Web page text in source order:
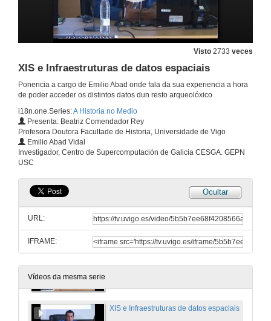
Visto 2733 veces
XIS e Infraestruturas de datos espaciais
Ponencia a cargo de Emilio Abad onde fala da sua experiencia a hora
de poder acceder os distintos datos dun resto arqueolóxico
i18n.one.Series:A Historia no Medio
Presenta: Beatriz Comendador Rey
Profesora Doutora Facultade de Historia, Universidade de Vigo
Emilio Abad Vidal
Investigador, Centro de Supercomputación de Galicia CESGA. GEPN
USC
Ocultar
URL:
IFRAME:
Vídeos da mesma serie
4 de abr. de 2013
4 de abr. de 2013
O campo da Fotogrametría na documentación gráfica do patrimonio arqueolóxico.Turno de preguntas
4 de abr. de 2013
Presentación de Emilio Abad
XIS e Infraestruturas de datos espaciais